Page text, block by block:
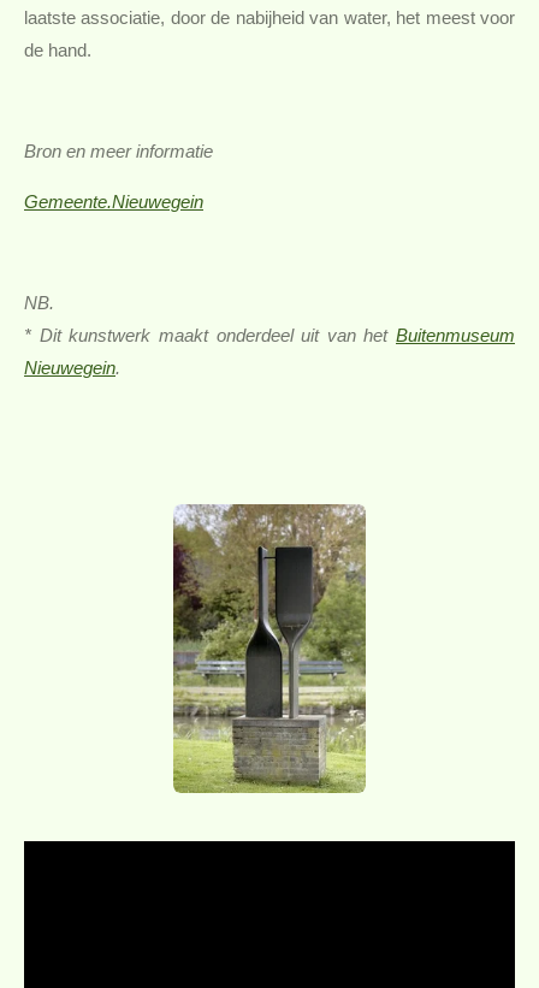
laatste associatie, door de nabijheid van water, het meest voor
de hand.
Bron en meer informatie
Gemeente.Nieuwegein
NB.
* Dit kunstwerk maakt onderdeel uit van het Buitenmuseum
Nieuwegein.